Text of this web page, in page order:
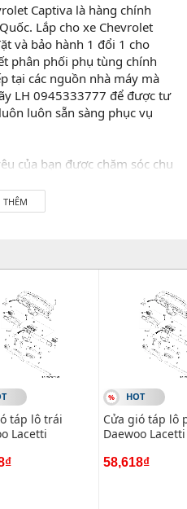
Captiva là hàng chính
Lắp cho xe Chevrolet
và bảo hành 1 đổi 1 cho
phân phối phụ tùng chính
tại các nguồn nhà máy mà
LH 0945333777 để được tư
luôn sẵn sàng phục vụ
của bạn được chăm sóc chu
năm về cung cấp phụ tùng,
Bà Trưng- Hà Nội
THÊM
táp lô trái
Lacetti
HOT
Cửa gió táp lô
Daewoo Lacetti
58,618₫